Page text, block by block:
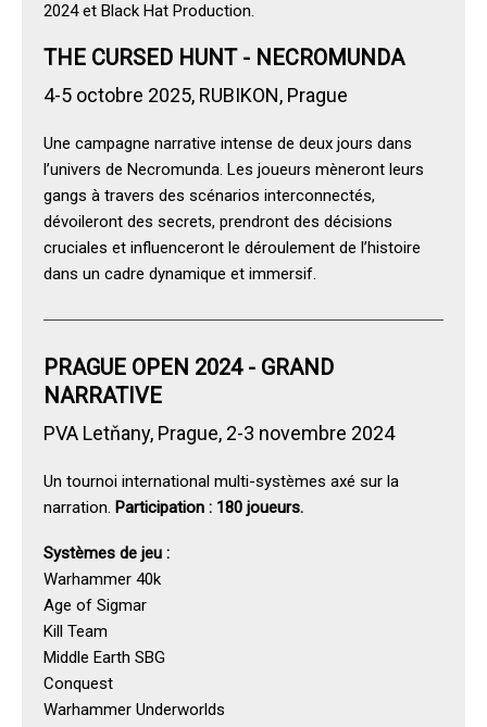
2024 et Black Hat Production.
THE CURSED HUNT - NECROMUNDA
4-5 octobre 2025, RUBIKON, Prague
Une campagne narrative intense de deux jours dans
l’univers de Necromunda. Les joueurs mèneront leurs
gangs à travers des scénarios interconnectés,
dévoileront des secrets, prendront des décisions
cruciales et influenceront le déroulement de l’histoire
dans un cadre dynamique et immersif.
PRAGUE OPEN 2024 - GRAND
NARRATIVE
PVA Letňany, Prague, 2-3 novembre 2024
Un tournoi international multi-systèmes axé sur la
narration. Participation : 180 joueurs.
Systèmes de jeu :
Warhammer 40k
Age of Sigmar
Kill Team
Middle Earth SBG
Conquest
Warhammer Underworlds